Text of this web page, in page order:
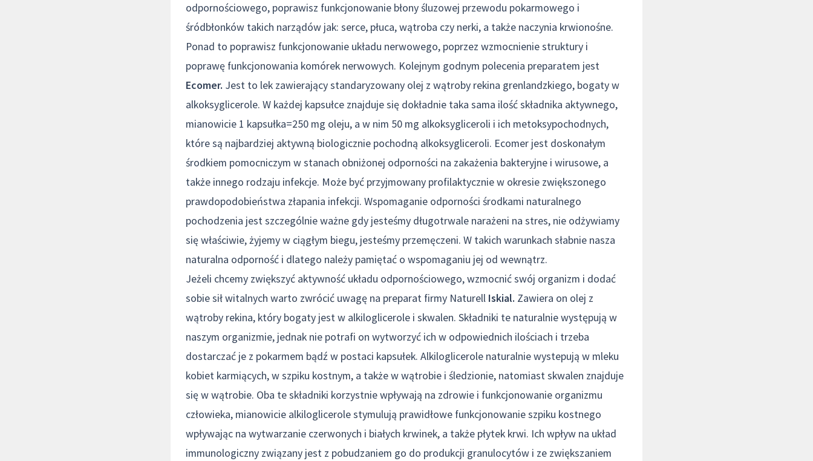
odpornościowego, poprawisz funkcjonowanie błony śluzowej przewodu pokarmowego i
śródbłonków takich narządów jak: serce, płuca, wątroba czy nerki, a także naczynia krwionośne.
Ponad to poprawisz funkcjonowanie układu nerwowego, poprzez wzmocnienie struktury i
poprawę funkcjonowania komórek nerwowych. Kolejnym godnym polecenia preparatem jest
Ecomer. Jest to lek zawierający standaryzowany olej z wątroby rekina grenlandzkiego, bogaty w
alkoksyglicerole. W każdej kapsułce znajduje się dokładnie taka sama ilość składnika aktywnego,
mianowicie 1 kapsułka=250 mg oleju, a w nim 50 mg alkoksygliceroli i ich metoksypochodnych,
które są najbardziej aktywną biologicznie pochodną alkoksygliceroli. Ecomer jest doskonałym
środkiem pomocniczym w stanach obniżonej odporności na zakażenia bakteryjne i wirusowe, a
także innego rodzaju infekcje. Może być przyjmowany profilaktycznie w okresie zwiększonego
prawdopodobieństwa złapania infekcji. Wspomaganie odporności środkami naturalnego
pochodzenia jest szczególnie ważne gdy jesteśmy długotrwale narażeni na stres, nie odżywiamy
się właściwie, żyjemy w ciągłym biegu, jesteśmy przemęczeni. W takich warunkach słabnie nasza
naturalna odporność i dlatego należy pamiętać o wspomaganiu jej od wewnątrz.
Jeżeli chcemy zwiększyć aktywność układu odpornościowego, wzmocnić swój organizm i dodać
sobie sił witalnych warto zwrócić uwagę na preparat firmy Naturell Iskial. Zawiera on olej z
wątroby rekina, który bogaty jest w alkiloglicerole i skwalen. Składniki te naturalnie występują w
naszym organizmie, jednak nie potrafi on wytworzyć ich w odpowiednich ilościach i trzeba
dostarczać je z pokarmem bądź w postaci kapsułek. Alkiloglicerole naturalnie wystepują w mleku
kobiet karmiących, w szpiku kostnym, a także w wątrobie i śledzionie, natomiast skwalen znajduje
się w wątrobie. Oba te składniki korzystnie wpływają na zdrowie i funkcjonowanie organizmu
człowieka, mianowicie alkiloglicerole stymulują prawidłowe funkcjonowanie szpiku kostnego
wpływając na wytwarzanie czerwonych i białych krwinek, a także płytek krwi. Ich wpływ na układ
immunologiczny związany jest z pobudzaniem go do produkcji granulocytów i ze zwiększaniem